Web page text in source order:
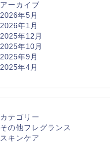
アーカイブ
2026年5月
2026年1月
2025年12月
2025年10月
2025年9月
2025年4月
カテゴリー
その他フレグランス
スキンケア